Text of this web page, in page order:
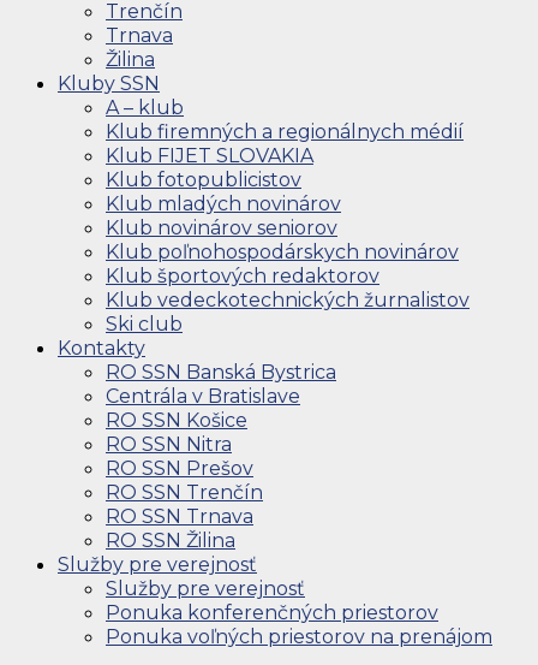
Trenčín
Trnava
Žilina
Kluby SSN
A – klub
Klub firemných a regionálnych médií
Klub FIJET SLOVAKIA
Klub fotopublicistov
Klub mladých novinárov
Klub novinárov seniorov
Klub poľnohospodárskych novinárov
Klub športových redaktorov
Klub vedeckotechnických žurnalistov
Ski club
Kontakty
RO SSN Banská Bystrica
Centrála v Bratislave
RO SSN Košice
RO SSN Nitra
RO SSN Prešov
RO SSN Trenčín
RO SSN Trnava
RO SSN Žilina
Služby pre verejnosť
Služby pre verejnosť
Ponuka konferenčných priestorov
Ponuka voľných priestorov na prenájom